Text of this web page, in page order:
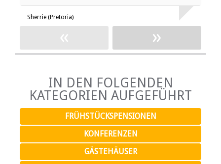
Sherrie (Pretoria)
« »
IN DEN FOLGENDEN
KATEGORIEN AUFGEFÜHRT
FRÜHSTÜCKSPENSIONEN
KONFERENZEN
GÄSTEHÄUSER